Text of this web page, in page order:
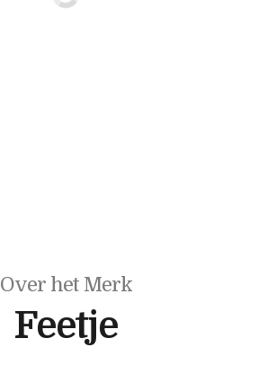
Over het Merk
Feetje